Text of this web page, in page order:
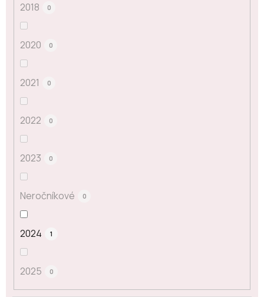
2018 0
2020 0
2021 0
2022 0
2023 0
Neročníkové 0
2024 1
2025 0